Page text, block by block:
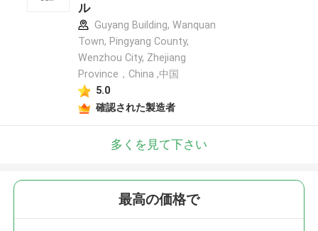
ル
Guyang Building, Wanquan
Town, Pingyang County,
Wenzhou City, Zhejiang
Province，China ,中国
5.0
確認された製造者
多くを見て下さい
最高の価格で